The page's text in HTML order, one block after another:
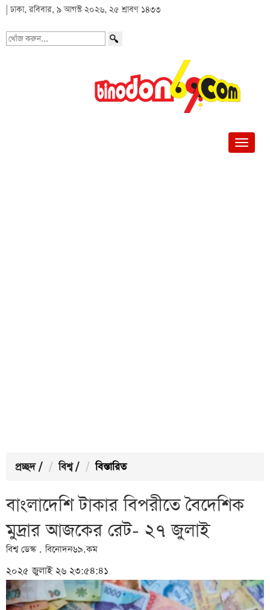
| ঢাকা, রবিবার, ৯ আগস্ট ২০২৬, ২৫ শ্রাবণ ১৪৩৩
খোঁজ
প্রচ্ছদ / বিশ্ব / বিস্তারিত
বাংলাদেশি টাকার বিপরীতে বৈদেশিক
মুদ্রার আজকের রেট- ২৭ জুলাই
বিশ্ব ডেস্ক . বিনোদন৬৯.কম
২০২৫ জুলাই ২৬ ২৩:৫৪:৪১